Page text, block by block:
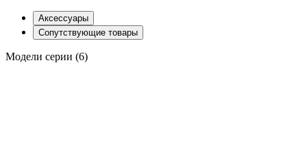
Аксессуары
Сопутствующие товары
Модели серии (6)